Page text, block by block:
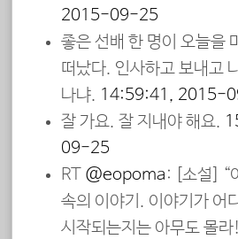
2015-09-25
좋은 선배 한 명이 오늘을
떠났다. 인사하고 보내고
나냐. 14:59:41, 2015-
잘 가요. 잘 지내야 해요.
09-25
RT @eopoma: [소설] “
속의 이야기. 이야기가 어
시작되는지는 아무도 몰